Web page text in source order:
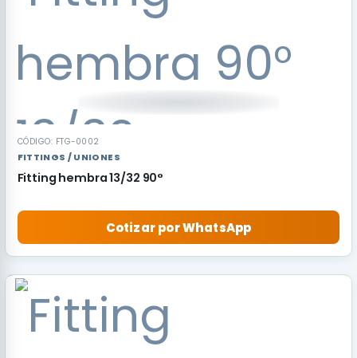
CÓDIGO: FTG-0002
FITTINGS / UNIONES
Fitting hembra 13/32 90°
Cotizar por WhatsApp